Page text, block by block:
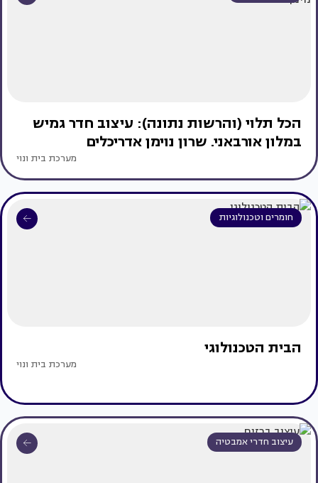
הכל תלוי (והרשות נתונה): עיצוב חדר גמיש
במלון אורבאני. שרון נוימן אדריכלים
מערכת בית ונוי
חומרים וטכנולוגיות
הבית הטכנולוגי
מערכת בית ונוי
עיצוב חדרי אמבטיה